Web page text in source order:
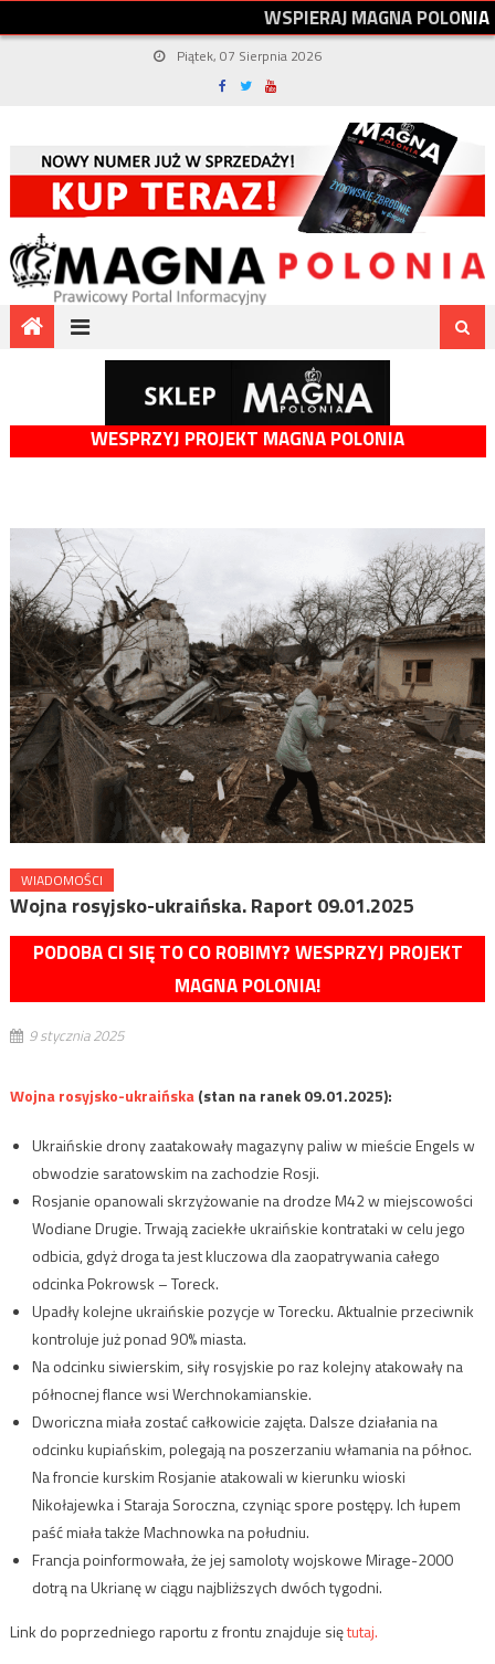
WSPIERAJMAGNAPOLONIA
Piątek, 07 Sierpnia 2026
WESPRZYJ PROJEKT MAGNA POLONIA
WIADOMOŚCI
Wojna rosyjsko-ukraińska. Raport 09.01.2025
PODOBA CI SIĘ TO CO ROBIMY? WESPRZYJ PROJEKT
MAGNA POLONIA!
9 stycznia 2025
Wojna rosyjsko-ukraińska(stan na ranek 09.01.2025):
Ukraińskie drony zaatakowały magazyny paliw w mieście Engels w
obwodzie saratowskim na zachodzie Rosji.
Rosjanie opanowali skrzyżowanie na drodze M42 w miejscowości
Wodiane Drugie. Trwają zaciekłe ukraińskie kontrataki w celu jego
odbicia, gdyż droga ta jest kluczowa dla zaopatrywania całego
odcinka Pokrowsk – Toreck.
Upadły kolejne ukraińskie pozycje w Torecku. Aktualnie przeciwnik
kontroluje już ponad 90% miasta.
Na odcinku siwierskim, siły rosyjskie po raz kolejny atakowały na
północnej flance wsi Werchnokamianskie.
Dworiczna miała zostać całkowicie zajęta. Dalsze działania na
odcinku kupiańskim, polegają na poszerzaniu włamania na północ.
Na froncie kurskim Rosjanie atakowali w kierunku wioski
Nikołajewka i Staraja Soroczna, czyniąc spore postępy. Ich łupem
paść miała także Machnowka na południu.
Francja poinformowała, że jej samoloty wojskowe Mirage-2000
dotrą na Ukrianę w ciągu najbliższych dwóch tygodni.
Link do poprzedniego raportu z frontu znajduje siętutaj.